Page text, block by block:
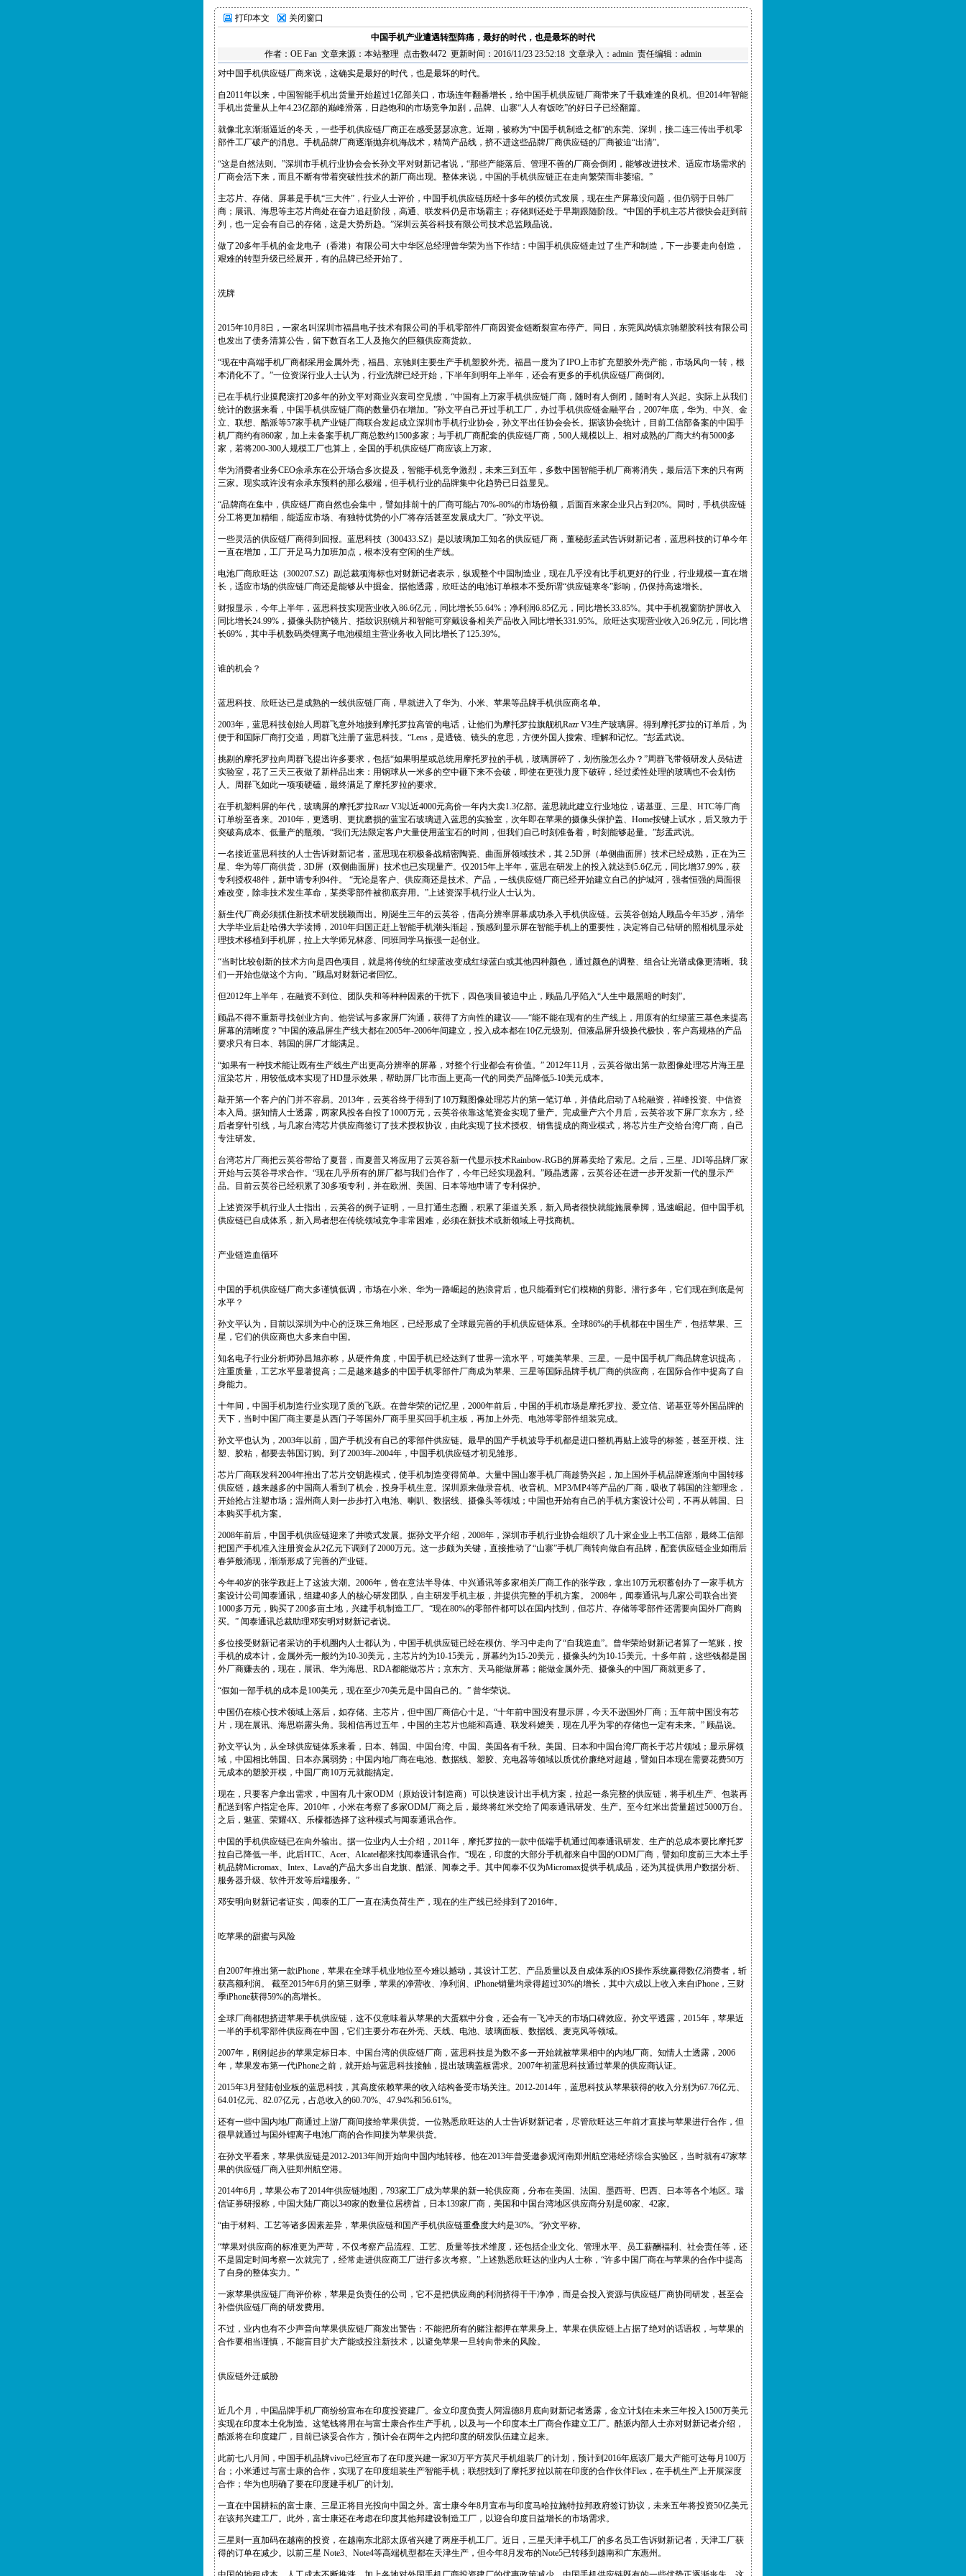
打印本文
关闭窗口
中国手机产业遭遇转型阵痛，最好的时代，也是最坏的时代
作者： OE Fan 文章来源： 本站整理 点击数4472 更新时间：2016/11/23 23:52:18 文章录入：admin 责任编辑：admin
对中国手机供应链厂商来说，这确实是最好的时代，也是最坏的时代。
自2011年以来，中国智能手机出货量开始超过1亿部关口，市场连年翻番增长，给中国手机供应链厂商带来了千载难逢的良机。但2014年智能
手机出货量从上年4.23亿部的巅峰滑落，日趋饱和的市场竞争加剧，品牌、山寨“人人有饭吃”的好日子已经翻篇。
就像北京渐渐逼近的冬天，一些手机供应链厂商正在感受瑟瑟凉意。近期，被称为“中国手机制造之都”的东莞、深圳，接二连三传出手机零
部件工厂破产的消息。手机品牌厂商逐渐抛弃机海战术，精简产品线，挤不进这些品牌厂商供应链的厂商被迫“出清”。
“这是自然法则。”深圳市手机行业协会会长孙文平对财新记者说，“那些产能落后、管理不善的厂商会倒闭，能够改进技术、适应市场需求的
厂商会活下来，而且不断有带着突破性技术的新厂商出现。整体来说，中国的手机供应链正在走向繁荣而非萎缩。”
主芯片、存储、屏幕是手机“三大件”，行业人士评价，中国手机供应链历经十多年的模仿式发展，现在生产屏幕没问题，但仍弱于日韩厂
商；展讯、海思等主芯片商处在奋力追赶阶段，高通、联发科仍是市场霸主；存储则还处于早期跟随阶段。“中国的手机主芯片很快会赶到前
列，也一定会有自己的存储，这是大势所趋。”深圳云英谷科技有限公司技术总监顾晶说。
做了20多年手机的金龙电子（香港）有限公司大中华区总经理曾华荣为当下作结：中国手机供应链走过了生产和制造，下一步要走向创造，
艰难的转型升级已经展开，有的品牌已经开始了。
洗牌
2015年10月8日，一家名叫深圳市福昌电子技术有限公司的手机零部件厂商因资金链断裂宣布停产。同日，东莞凤岗镇京驰塑胶科技有限公司
也发出了债务清算公告，留下数百名工人及拖欠的巨额供应商货款。
“现在中高端手机厂商都采用金属外壳，福昌、京驰则主要生产手机塑胶外壳。福昌一度为了IPO上市扩充塑胶外壳产能，市场风向一转，根
本消化不了。”一位资深行业人士认为，行业洗牌已经开始，下半年到明年上半年，还会有更多的手机供应链厂商倒闭。
已在手机行业摸爬滚打20多年的孙文平对商业兴衰司空见惯，“中国有上万家手机供应链厂商，随时有人倒闭，随时有人兴起。实际上从我们
统计的数据来看，中国手机供应链厂商的数量仍在增加。”孙文平自己开过手机工厂，办过手机供应链金融平台，2007年底，华为、中兴、金
立、联想、酷派等57家手机产业链厂商联合发起成立深圳市手机行业协会，孙文平出任协会会长。据该协会统计，目前工信部备案的中国手
机厂商约有860家，加上未备案手机厂商总数约1500多家；与手机厂商配套的供应链厂商，500人规模以上、相对成熟的厂商大约有5000多
家，若将200-300人规模工厂也算上，全国的手机供应链厂商应该上万家。
华为消费者业务CEO余承东在公开场合多次提及，智能手机竞争激烈，未来三到五年，多数中国智能手机厂商将消失，最后活下来的只有两
三家。现实或许没有余承东预料的那么极端，但手机行业的品牌集中化趋势已日益显见。
“品牌商在集中，供应链厂商自然也会集中，譬如排前十的厂商可能占70%-80%的市场份额，后面百来家企业只占到20%。同时，手机供应链
分工将更加精细，能适应市场、有独特优势的小厂将存活甚至发展成大厂。”孙文平说。
一些灵活的供应链厂商得到回报。蓝思科技（300433.SZ）是以玻璃加工知名的供应链厂商，董秘彭孟武告诉财新记者，蓝思科技的订单今年
一直在增加，工厂开足马力加班加点，根本没有空闲的生产线。
电池厂商欣旺达（300207.SZ）副总裁项海标也对财新记者表示，纵观整个中国制造业，现在几乎没有比手机更好的行业，行业规模一直在增
长，适应市场的供应链厂商还是能够从中掘金。据他透露，欣旺达的电池订单根本不受所谓“供应链寒冬”影响，仍保持高速增长。
财报显示，今年上半年，蓝思科技实现营业收入86.6亿元，同比增长55.64%；净利润6.85亿元，同比增长33.85%。其中手机视窗防护屏收入
同比增长24.99%，摄像头防护镜片、指纹识别镜片和智能可穿戴设备相关产品收入同比增长331.95%。欣旺达实现营业收入26.9亿元，同比增
长69%，其中手机数码类锂离子电池模组主营业务收入同比增长了125.39%。
谁的机会？
蓝思科技、欣旺达已是成熟的一线供应链厂商，早就进入了华为、小米、苹果等品牌手机供应商名单。
2003年，蓝思科技创始人周群飞意外地接到摩托罗拉高管的电话，让他们为摩托罗拉旗舰机Razr V3生产玻璃屏。得到摩托罗拉的订单后，为
便于和国际厂商打交道，周群飞注册了蓝思科技。“Lens，是透镜、镜头的意思，方便外国人搜索、理解和记忆。”彭孟武说。
挑剔的摩托罗拉向周群飞提出许多要求，包括“如果明星或总统用摩托罗拉的手机，玻璃屏碎了，划伤脸怎么办？”周群飞带领研发人员钻进
实验室，花了三天三夜做了新样品出来：用钢球从一米多的空中砸下来不会破，即使在更强力度下破碎，经过柔性处理的玻璃也不会划伤
人。周群飞如此一项项硬磕，最终满足了摩托罗拉的要求。
在手机塑料屏的年代，玻璃屏的摩托罗拉Razr V3以近4000元高价一年内大卖1.3亿部。蓝思就此建立行业地位，诺基亚、三星、HTC等厂商
订单纷至沓来。2010年，更透明、更抗磨损的蓝宝石玻璃进入蓝思的实验室，次年即在苹果的摄像头保护盖、Home按键上试水，后又致力于
突破高成本、低量产的瓶颈。“我们无法限定客户大量使用蓝宝石的时间，但我们自己时刻准备着，时刻能够起量。”彭孟武说。
一名接近蓝思科技的人士告诉财新记者，蓝思现在积极备战精密陶瓷、曲面屏领域技术，其 2.5D屏（单侧曲面屏）技术已经成熟，正在为三
星、华为等厂商供货，3D屏（双侧曲面屏）技术也已实现量产。仅2015年上半年，蓝思在研发上的投入就达到5.6亿元，同比增37.99%，获
专利授权48件，新申请专利94件。 “无论是客户、供应商还是技术、产品，一线供应链厂商已经开始建立自己的护城河，强者恒强的局面很
难改变，除非技术发生革命，某类零部件被彻底弃用。”上述资深手机行业人士认为。
新生代厂商必须抓住新技术研发脱颖而出。刚诞生三年的云英谷，借高分辨率屏幕成功杀入手机供应链。云英谷创始人顾晶今年35岁，清华
大学毕业后赴哈佛大学读博，2010年归国正赶上智能手机潮头渐起，预感到显示屏在智能手机上的重要性，决定将自己钻研的照相机显示处
理技术移植到手机屏，拉上大学师兄林彦、同班同学马振强一起创业。
“当时比较创新的技术方向是四色项目，就是将传统的红绿蓝改变成红绿蓝白或其他四种颜色，通过颜色的调整、组合让光谱成像更清晰。我
们一开始也做这个方向。”顾晶对财新记者回忆。
但2012年上半年，在融资不到位、团队失和等种种因素的干扰下，四色项目被迫中止，顾晶几乎陷入“人生中最黑暗的时刻”。
顾晶不得不重新寻找创业方向。他尝试与多家屏厂沟通，获得了方向性的建议——“能不能在现有的生产线上，用原有的红绿蓝三基色来提高
屏幕的清晰度？”中国的液晶屏生产线大都在2005年-2006年间建立，投入成本都在10亿元级别。但液晶屏升级换代极快，客户高规格的产品
要求只有日本、韩国的屏厂才能满足。
“如果有一种技术能让既有生产线生产出更高分辨率的屏幕，对整个行业都会有价值。” 2012年11月，云英谷做出第一款图像处理芯片海王星
渲染芯片，用较低成本实现了HD显示效果，帮助屏厂比市面上更高一代的同类产品降低5-10美元成本。
敲开第一个客户的门并不容易。2013年，云英谷终于得到了10万颗图像处理芯片的第一笔订单，并借此启动了A轮融资，祥峰投资、中信资
本入局。据知情人士透露，两家风投各自投了1000万元，云英谷依靠这笔资金实现了量产。完成量产六个月后，云英谷攻下屏厂京东方，经
后者穿针引线，与几家台湾芯片供应商签订了技术授权协议，由此实现了技术授权、销售提成的商业模式，将芯片生产交给台湾厂商，自己
专注研发。
台湾芯片厂商把云英谷带给了夏普，而夏普又将应用了云英谷新一代显示技术Rainbow-RGB的屏幕卖给了索尼。之后，三星、JDI等品牌厂家
开始与云英谷寻求合作。“现在几乎所有的屏厂都与我们合作了，今年已经实现盈利。”顾晶透露，云英谷还在进一步开发新一代的显示产
品。目前云英谷已经积累了30多项专利，并在欧洲、美国、日本等地申请了专利保护。
上述资深手机行业人士指出，云英谷的例子证明，一旦打通生态圈，积累了渠道关系，新入局者很快就能施展拳脚，迅速崛起。但中国手机
供应链已自成体系，新入局者想在传统领域竞争非常困难，必须在新技术或新领域上寻找商机。
产业链造血循环
中国的手机供应链厂商大多谨慎低调，市场在小米、华为一路崛起的热浪背后，也只能看到它们模糊的剪影。潜行多年，它们现在到底是何
水平？
孙文平认为，目前以深圳为中心的泛珠三角地区，已经形成了全球最完善的手机供应链体系。全球86%的手机都在中国生产，包括苹果、三
星，它们的供应商也大多来自中国。
知名电子行业分析师孙昌旭亦称，从硬件角度，中国手机已经达到了世界一流水平，可媲美苹果、三星。一是中国手机厂商品牌意识提高，
注重质量，工艺水平显著提高；二是越来越多的中国手机零部件厂商成为苹果、三星等国际品牌手机厂商的供应商，在国际合作中提高了自
身能力。
十年间，中国手机制造行业实现了质的飞跃。在曾华荣的记忆里，2000年前后，中国的手机市场是摩托罗拉、爱立信、诺基亚等外国品牌的
天下，当时中国厂商主要是从西门子等国外厂商手里买回手机主板，再加上外壳、电池等零部件组装完成。
孙文平也认为，2003年以前，国产手机没有自己的零部件供应链。最早的国产手机波导手机都是进口整机再贴上波导的标签，甚至开模、注
塑、胶粘，都要去韩国订购。到了2003年-2004年，中国手机供应链才初见雏形。
芯片厂商联发科2004年推出了芯片交钥匙模式，使手机制造变得简单。大量中国山寨手机厂商趁势兴起，加上国外手机品牌逐渐向中国转移
供应链，越来越多的中国商人看到了机会，投身手机生意。深圳原来做录音机、收音机、MP3/MP4等产品的厂商，吸收了韩国的注塑理念，
开始抢占注塑市场；温州商人则一步步打入电池、喇叭、数据线、摄像头等领域；中国也开始有自己的手机方案设计公司，不再从韩国、日
本购买手机方案。
2008年前后，中国手机供应链迎来了井喷式发展。据孙文平介绍，2008年，深圳市手机行业协会组织了几十家企业上书工信部，最终工信部
把国产手机准入注册资金从2亿元下调到了2000万元。这一步颇为关键，直接推动了“山寨”手机厂商转向做自有品牌，配套供应链企业如雨后
春笋般涌现，渐渐形成了完善的产业链。
今年40岁的张学政赶上了这波大潮。2006年，曾在意法半导体、中兴通讯等多家相关厂商工作的张学政，拿出10万元积蓄创办了一家手机方
案设计公司闻泰通讯，组建40多人的核心研发团队，自主研发手机主板，并提供完整的手机方案。 2008年，闻泰通讯与几家公司联合出资
1000多万元，购买了200多亩土地，兴建手机制造工厂。“现在80%的零部件都可以在国内找到，但芯片、存储等零部件还需要向国外厂商购
买。” 闻泰通讯总裁助理邓安明对财新记者说。
多位接受财新记者采访的手机圈内人士都认为，中国手机供应链已经在模仿、学习中走向了“自我造血”。曾华荣给财新记者算了一笔账，按
手机的成本计，金属外壳一般约为10-30美元，主芯片约为10-15美元，屏幕约为15-20美元，摄像头约为10-15美元。十多年前，这些钱都是国
外厂商赚去的，现在，展讯、华为海思、RDA都能做芯片；京东方、天马能做屏幕；能做金属外壳、摄像头的中国厂商就更多了。
“假如一部手机的成本是100美元，现在至少70美元是中国自己的。” 曾华荣说。
中国仍在核心技术领域上落后，如存储、主芯片，但中国厂商信心十足。“十年前中国没有显示屏，今天不逊国外厂商；五年前中国没有芯
片，现在展讯、海思崭露头角。我相信再过五年，中国的主芯片也能和高通、联发科媲美，现在几乎为零的存储也一定有未来。” 顾晶说。
孙文平认为，从全球供应链体系来看，日本、韩国、中国台湾、中国、美国各有千秋。美国、日本和中国台湾厂商长于芯片领域；显示屏领
域，中国相比韩国、日本亦属弱势；中国内地厂商在电池、数据线、塑胶、充电器等领域以质优价廉绝对超越，譬如日本现在需要花费50万
元成本的塑胶开模，中国厂商10万元就能搞定。
现在，只要客户拿出需求，中国有几十家ODM（原始设计制造商）可以快速设计出手机方案，拉起一条完整的供应链，将手机生产、包装再
配送到客户指定仓库。2010年，小米在考察了多家ODM厂商之后，最终将红米交给了闻泰通讯研发、生产。至今红米出货量超过5000万台。
之后，魅蓝、荣耀4X、乐檬都选择了这种模式与闻泰通讯合作。
中国的手机供应链已在向外输出。据一位业内人士介绍，2011年，摩托罗拉的一款中低端手机通过闻泰通讯研发、生产的总成本要比摩托罗
拉自己降低一半。此后HTC、Acer、Alcatel都来找闻泰通讯合作。“现在，印度的大部分手机都来自中国的ODM厂商，譬如印度前三大本土手
机品牌Micromax、Intex、Lava的产品大多出自龙旗、酷派、闻泰之手。其中闻泰不仅为Micromax提供手机成品，还为其提供用户数据分析、
服务器升级、软件开发等后端服务。”
邓安明向财新记者证实，闻泰的工厂一直在满负荷生产，现在的生产线已经排到了2016年。
吃苹果的甜蜜与风险
自2007年推出第一款iPhone，苹果在全球手机业地位至今难以撼动，其设计工艺、产品质量以及自成体系的iOS操作系统赢得数亿消费者，斩
获高额利润。 截至2015年6月的第三财季，苹果的净营收、净利润、iPhone销量均录得超过30%的增长，其中六成以上收入来自iPhone，三财
季iPhone获得59%的高增长。
全球厂商都想挤进苹果手机供应链，这不仅意味着从苹果的大蛋糕中分食，还会有一飞冲天的市场口碑效应。孙文平透露，2015年，苹果近
一半的手机零部件供应商在中国，它们主要分布在外壳、天线、电池、玻璃面板、数据线、麦克风等领域。
2007年，刚刚起步的苹果定标日本、中国台湾的供应链厂商，蓝思科技是为数不多一开始就被苹果相中的内地厂商。知情人士透露，2006
年，苹果发布第一代iPhone之前，就开始与蓝思科技接触，提出玻璃盖板需求。2007年初蓝思科技通过苹果的供应商认证。
2015年3月登陆创业板的蓝思科技，其高度依赖苹果的收入结构备受市场关注。2012-2014年，蓝思科技从苹果获得的收入分别为67.76亿元、
64.01亿元、82.07亿元，占总收入的60.70%、47.94%和56.61%。
还有一些中国内地厂商通过上游厂商间接给苹果供货。一位熟悉欣旺达的人士告诉财新记者，尽管欣旺达三年前才直接与苹果进行合作，但
很早就通过与国外锂离子电池厂商的合作间接为苹果供货。
在孙文平看来，苹果供应链是2012-2013年间开始向中国内地转移。他在2013年曾受邀参观河南郑州航空港经济综合实验区，当时就有47家苹
果的供应链厂商入驻郑州航空港。
2014年6月，苹果公布了2014年供应链地图，793家工厂成为苹果的新一轮供应商，分布在美国、法国、墨西哥、巴西、日本等各个地区。瑞
信证券研报称，中国大陆厂商以349家的数量位居榜首，日本139家厂商，美国和中国台湾地区供应商分别是60家、42家。
“由于材料、工艺等诸多因素差异，苹果供应链和国产手机供应链重叠度大约是30%。”孙文平称。
“苹果对供应商的标准更为严苛，不仅考察产品流程、工艺、质量等技术维度，还包括企业文化、管理水平、员工薪酬福利、社会责任等，还
不是固定时间考察一次就完了，经常走进供应商工厂进行多次考察。”上述熟悉欣旺达的业内人士称，“许多中国厂商在与苹果的合作中提高
了自身的整体实力。”
一家苹果供应链厂商评价称，苹果是负责任的公司，它不是把供应商的利润挤得干干净净，而是会投入资源与供应链厂商协同研发，甚至会
补偿供应链厂商的研发费用。
不过，业内也有不少声音向苹果供应链厂商发出警告：不能把所有的赌注都押在苹果身上。苹果在供应链上占据了绝对的话语权，与苹果的
合作要相当谨慎，不能盲目扩大产能或投注新技术，以避免苹果一旦转向带来的风险。
供应链外迁威胁
近几个月，中国品牌手机厂商纷纷宣布在印度投资建厂。金立印度负责人阿温德8月底向财新记者透露，金立计划在未来三年投入1500万美元
实现在印度本土化制造。这笔钱将用在与富士康合作生产手机，以及与一个印度本土厂商合作建立工厂。酷派内部人士亦对财新记者介绍，
酷派将在印度建厂，目前已谈妥合作方，预计会在两年之内把印度的研发队伍建立起来。
此前七八月间，中国手机品牌vivo已经宣布了在印度兴建一家30万平方英尺手机组装厂的计划，预计到2016年底该厂最大产能可达每月100万
台；小米通过与富士康的合作，实现了在印度组装生产智能手机；联想找到了摩托罗拉以前在印度的合作伙伴Flex，在手机生产上开展深度
合作；华为也明确了要在印度建手机厂的计划。
一直在中国耕耘的富士康、三星正将目光投向中国之外。富士康今年8月宣布与印度马哈拉施特拉邦政府签订协议，未来五年将投资50亿美元
在该邦兴建工厂。此外，富士康还在考虑在印度其他邦建设制造工厂，以迎合印度日益增长的市场需求。
三星则一直加码在越南的投资，在越南东北部太原省兴建了两座手机工厂。近日，三星天津手机工厂的多名员工告诉财新记者，天津工厂获
得的订单在减少。以前三星 Note3、Note4等高端机型都在天津生产，但今年8月发布的Note5已转移到越南和广东惠州。